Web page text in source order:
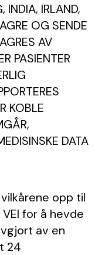
INDIA, IRLAND,
OG SENDE
AV
PASIENTER
KOBLE
DATA
opp til
VEI for å hevde
av en
‎24